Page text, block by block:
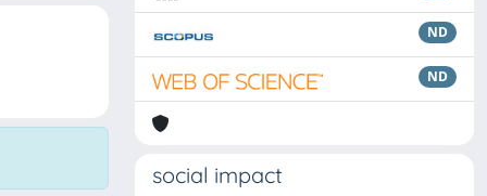
ND
ND
social impact